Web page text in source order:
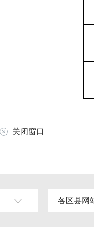
关闭窗口
各区县网